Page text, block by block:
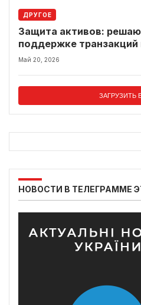
ДРУГОЕ
Защита активов:
поддержке транзакций
современном рынке
Май 20, 2026
ЗАГРУЗИТЬ
НОВОСТИ В ТЕЛЕГРАММЕ